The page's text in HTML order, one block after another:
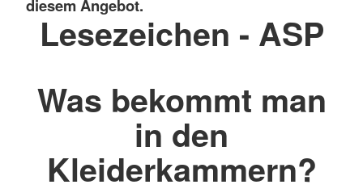
diesem Angebot.
Lesezeichen - ASP
Was bekommt man
in den
Kleiderkammern?